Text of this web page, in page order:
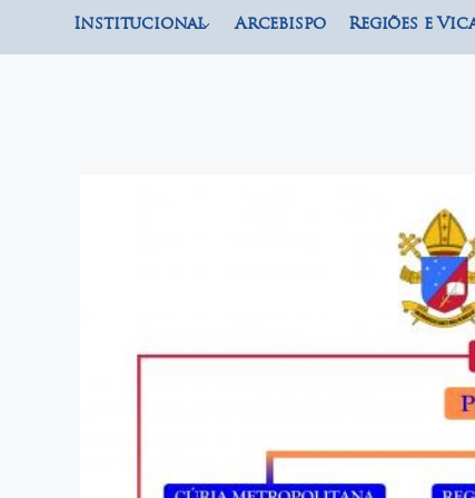
Institucional Arcebispo Regiões e